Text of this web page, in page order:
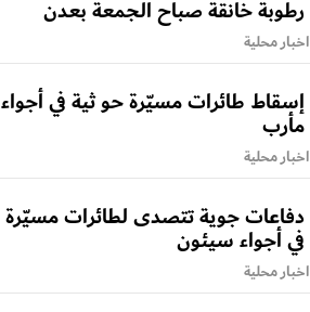
رطوبة خانقة صباح الجمعة بعدن
اخبار محلية
إسقاط طائرات مسيّرة حو ثية في أجواء
مأرب
اخبار محلية
دفاعات جوية تتصدى لطائرات مسيّرة
في أجواء سيئون
اخبار محلية